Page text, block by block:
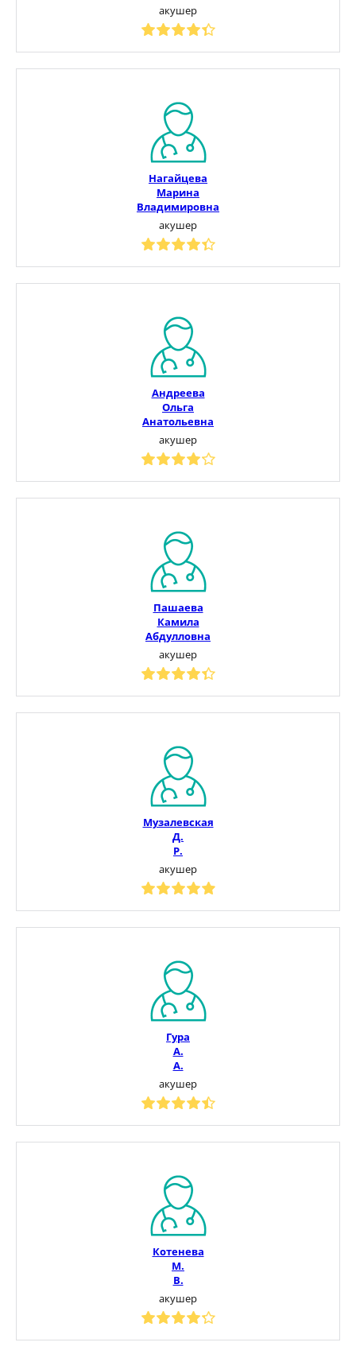
акушер
Нагайцева
Марина
Владимировна
акушер
Андреева
Ольга
Анатольевна
акушер
Пашаева
Камила
Абдулловна
акушер
Музалевская
Д.
Р.
акушер
Гура
А.
А.
акушер
Котенева
М.
В.
акушер